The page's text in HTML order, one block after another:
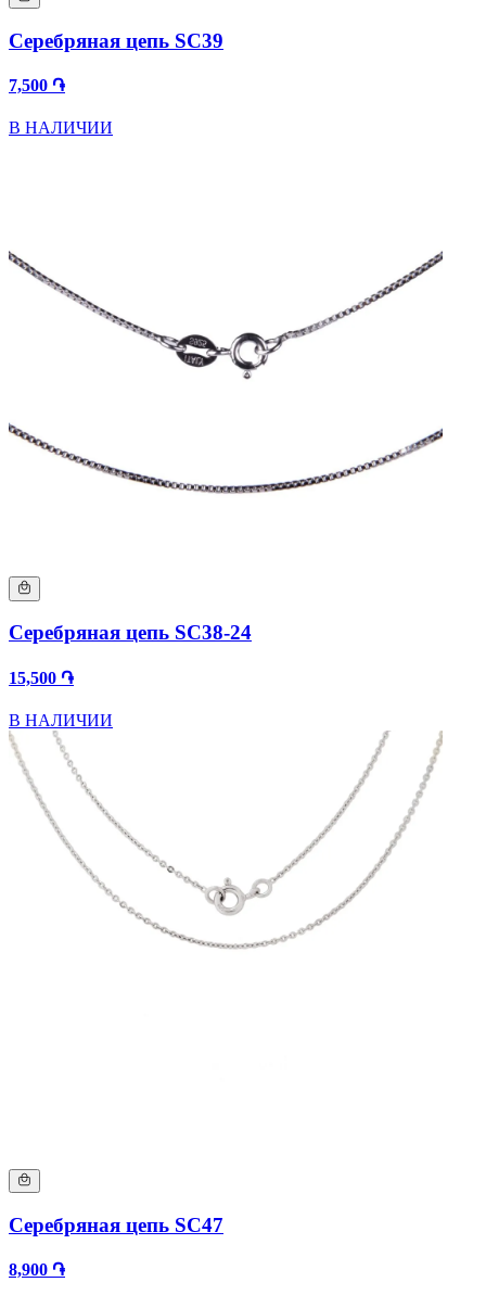
Серебряная цепь SC39
7,500 ֏
В НАЛИЧИИ
Серебряная цепь SC38-24
15,500 ֏
В НАЛИЧИИ
Серебряная цепь SC47
8,900 ֏